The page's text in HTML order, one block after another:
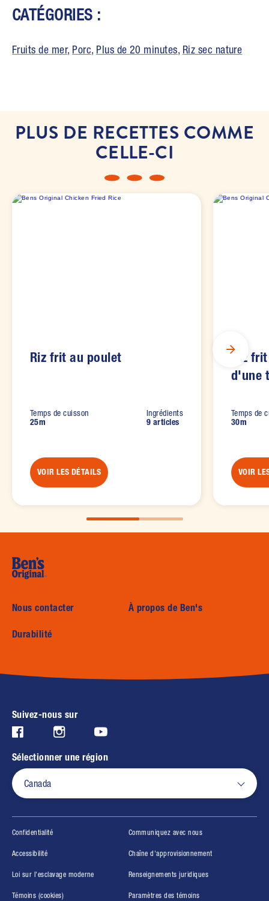
CATÉGORIES :
Fruits de mer, Porc, Plus de 20 minutes, Riz sec nature
PLUS DE RECETTES COMME
CELLE-CI
Riz frit au poulet
Temps de cuisson
25m
Ingrédients
9 articles
VOIR LES DÉTAILS
Riz
d'une
Temps de
30m
VOIR
Nous contacter À propos de Ben's
Durabilité
Suivez-nous sur
Facebook (opens in new window)
Instagram (opens in new window)
Youtube (opens in new window)
Confidentialité(opens in new window) Communiquez avec nous
Accessibilité(opens in new window) Chaîne d'approvisionnement(opens in new
Loi sur l'esclavage moderne(opens in new window)Renseignements juridiques(opens in new
Témoins (cookies)(opens in new window)Paramètres des témoins
Sélectionner une région
Canada